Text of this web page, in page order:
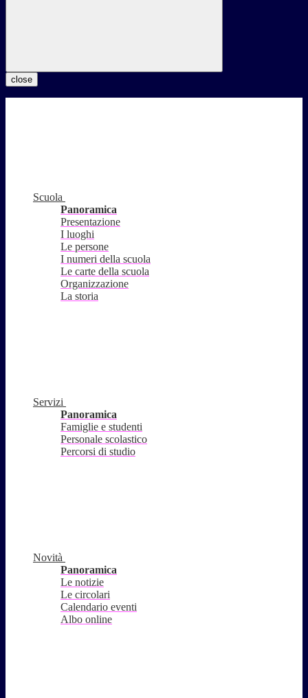
close
Scuola
Panoramica
Presentazione
I luoghi
Le persone
I numeri della scuola
Le carte della scuola
Organizzazione
La storia
Servizi
Panoramica
Famiglie e studenti
Personale scolastico
Percorsi di studio
Novità
Panoramica
Le notizie
Le circolari
Calendario eventi
Albo online